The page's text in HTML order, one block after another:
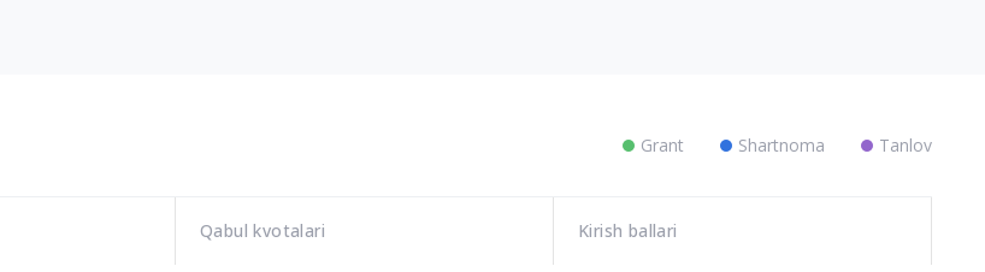
Grant Shartnoma Tanlov
Qabul kvotalari Kirish ballari